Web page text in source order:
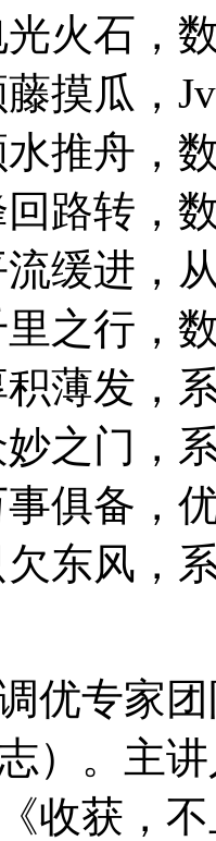
光火石，
藤摸瓜，
推舟，
回路转，
流缓进，
里之行，
积薄发，
妙之门，
事俱备，
欠东风，
优专家
）。主
收获，